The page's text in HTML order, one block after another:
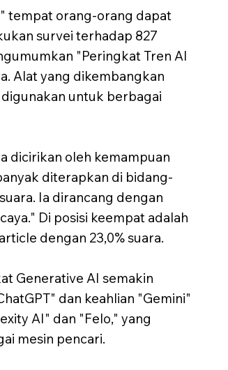
tempat orang-orang dapat
survei terhadap 827
"Peringkat Tren AI
Alat yang dikembangkan
untuk berbagai
dicirikan oleh kemampuan
diterapkan di bidang-
Ia dirancang dengan
Di posisi keempat adalah
dengan 23,0% suara.
Generative AI semakin
dan keahlian "Gemini"
AI" dan "Felo," yang
mesin pencari.